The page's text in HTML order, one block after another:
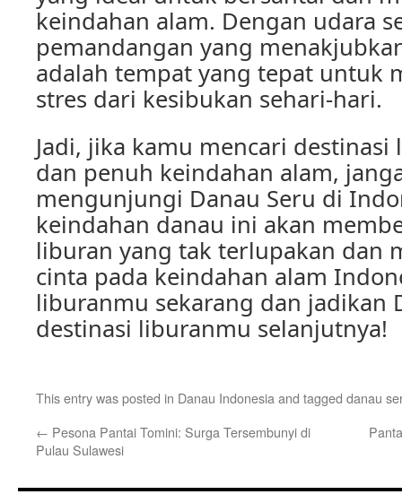
keindahan alam. Dengan udara
pemandangan yang
adalah tempat yang tepat untuk
stres dari kesibukan sehari-hari.
Jadi, jika kamu mencari
dan penuh keindahan alam,
mengunjungi Danau Seru di
keindahan danau ini akan
liburan yang tak terlupakan dan
cinta pada keindahan alam
liburanmu sekarang dan jadikan
destinasi liburanmu selanjutnya!
This entry was posted in Danau Indonesia and tagged danau
← Pesona Pantai Tomini: Surga Tersembunyi di
Pulau Sulawesi